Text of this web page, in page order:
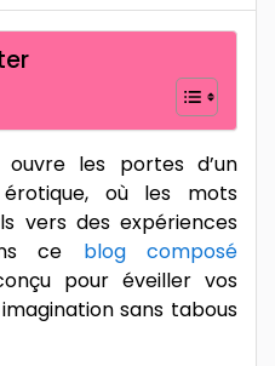
ouvre les portes d’un
où les mots
vers des expériences
ce blog composé
pour éveiller vos
sans tabous